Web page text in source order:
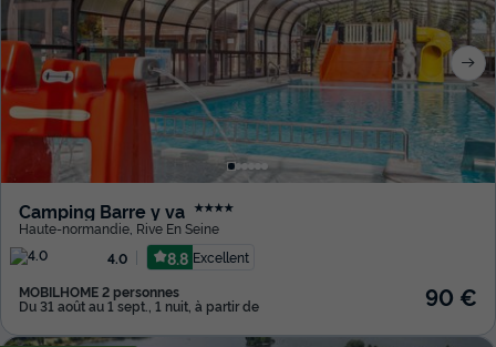
Camping Barre y va ★★★★
Haute-normandie Rive En Seine
4.0
8.8 Excellent
MOBILHOME 2 personnes
Du 31 août au 1 sept., 1 nuit, à partir de 90 €